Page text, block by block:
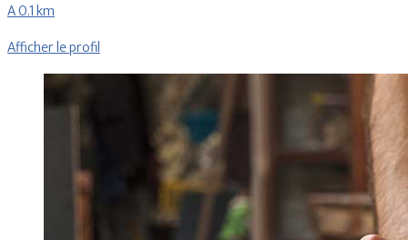
A 0.1 km
Afficher le profil